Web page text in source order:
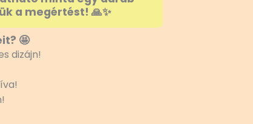
a megértést! 🙏✨
🤩
dizájn!